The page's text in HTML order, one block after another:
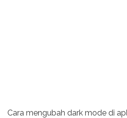
Cara mengubah dark mode di